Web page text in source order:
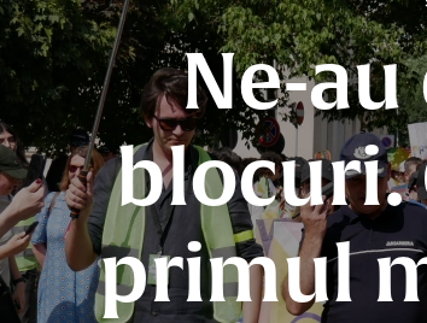
Ne-
blocuri.
primul